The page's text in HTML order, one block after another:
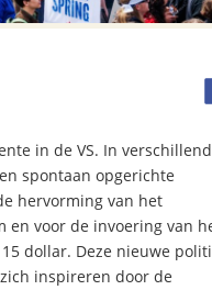
in de VS. In
spontaan opgerichte
hervorming van het
en voor de invoering van
dollar. Deze nieuwe
inspireren door de